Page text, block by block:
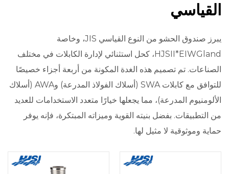
القياسي
يبرز صندوق الحشو من النوع القياسي JIS، وخاصة
HJSII*EIWGland، كحل استثنائي لإدارة الكابلات في مختلف
الصناعات. تم تصميم هذه الغدة المكونة من أربعة أجزاء خصيصًا
للتوافق مع كابلات SWA (أسلاك الفولاذ المدرعة) وAWA (أسلاك
الألومنيوم المدرعة)، مما يجعلها خيارًا متعدد الاستخدامات للعديد
من التطبيقات. بفضل بنيته القوية وميزاته المبتكرة، فإنه يوفر
حماية وموثوقية لا مثيل لها.